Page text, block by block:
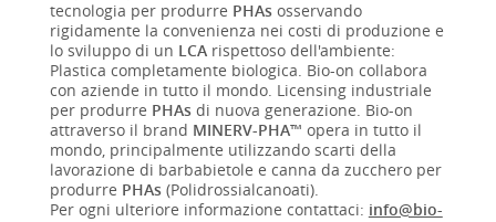
tecnologia per produrre PHAsosservando
rigidamente la convenienza nei costi di produzione e
lo sviluppo di un LCArispettoso dell'ambiente:
Plastica completamente biologica. Bio-on collabora
con aziende in tutto il mondo. Licensing industriale
per produrre PHAsdi nuova generazione. Bio-on
attraverso il brand MINERV-PHA™ opera in tutto il
mondo, principalmente utilizzando scarti della
lavorazione di barbabietole e canna da zucchero per
produrre PHAs(Polidrossialcanoati).
Per ogni ulteriore informazione contattaci: info@bio-